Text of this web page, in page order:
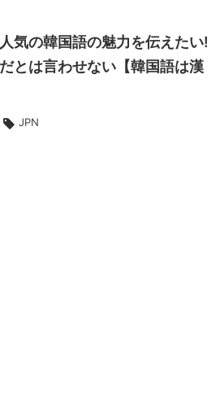
気の韓国語の魅力を伝えたい!
とは言わせない【韓国語は漢
JPN